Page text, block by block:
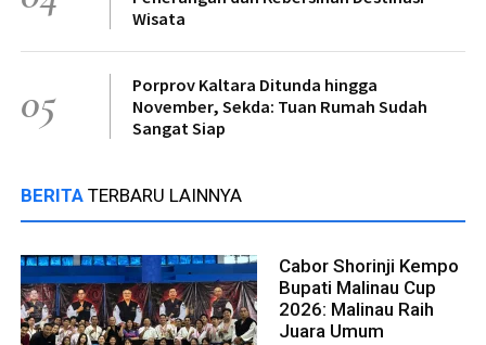
Wisata
05
Porprov Kaltara Ditunda hingga
November, Sekda: Tuan Rumah Sudah
Sangat Siap
BERITA TERBARU LAINNYA
Cabor Shorinji Kempo
Bupati Malinau Cup
2026: Malinau Raih
Juara Umum